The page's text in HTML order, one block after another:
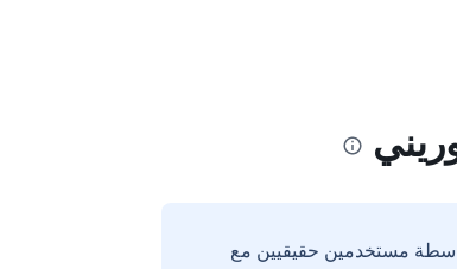
مستخدمين حقيقيين مع